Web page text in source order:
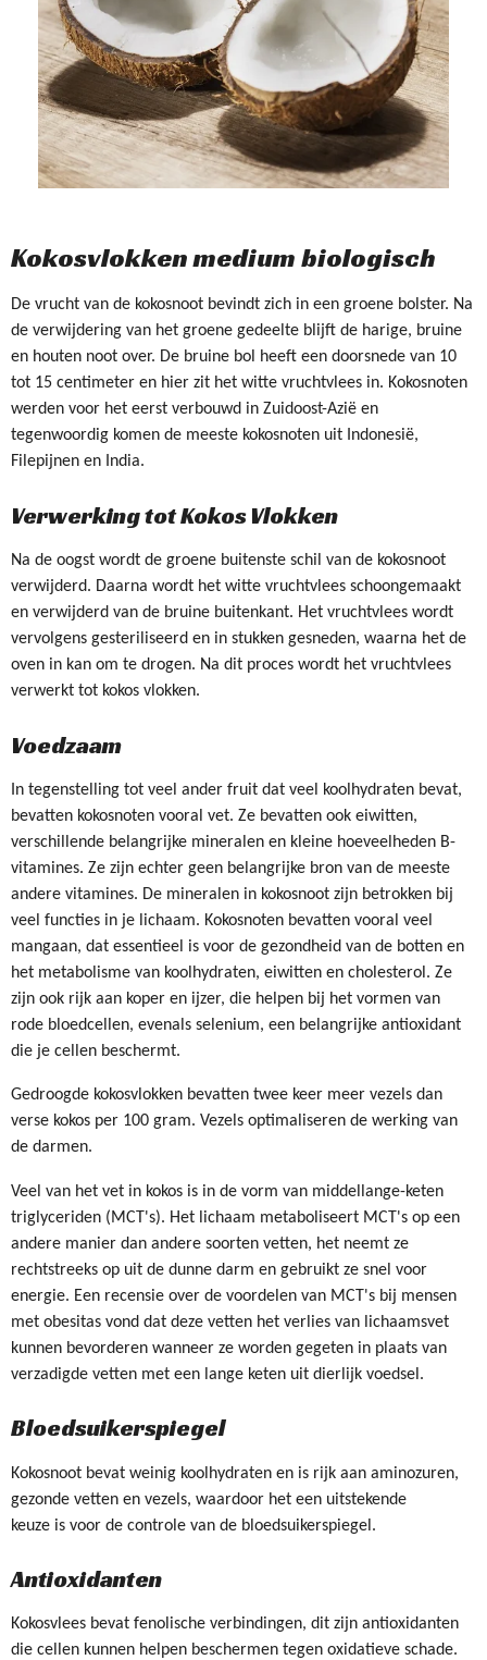
Kokosvlokken medium biologisch
De vrucht van de kokosnoot bevindt zich in een groene bolster. Na
de verwijdering van het groene gedeelte blijft de harige, bruine
en houten noot over. De bruine bol heeft een doorsnede van 10
tot 15 centimeter en hier zit het witte vruchtvlees in. Kokosnoten
werden voor het eerst verbouwd in Zuidoost-Azië en
tegenwoordig komen de meeste kokosnoten uit Indonesië,
Filepijnen en India.
Verwerking tot Kokos Vlokken
Na de oogst wordt de groene buitenste schil van de kokosnoot
verwijderd. Daarna wordt het witte vruchtvlees schoongemaakt
en verwijderd van de bruine buitenkant. Het vruchtvlees wordt
vervolgens gesteriliseerd en in stukken gesneden, waarna het de
oven in kan om te drogen. Na dit proces wordt het vruchtvlees
verwerkt tot kokos vlokken.
Voedzaam
In tegenstelling tot veel ander fruit dat veel koolhydraten bevat,
bevatten kokosnoten vooral vet. Ze bevatten ook eiwitten,
verschillende belangrijke mineralen en kleine hoeveelheden B-
vitamines. Ze zijn echter geen belangrijke bron van de meeste
andere vitamines. De mineralen in kokosnoot zijn betrokken bij
veel functies in je lichaam. Kokosnoten bevatten vooral veel
mangaan, dat essentieel is voor de gezondheid van de botten en
het metabolisme van koolhydraten, eiwitten en cholesterol. Ze
zijn ook rijk aan koper en ijzer, die helpen bij het vormen van
rode bloedcellen, evenals selenium, een belangrijke antioxidant
die je cellen beschermt.
Gedroogde kokosvlokken bevatten twee keer meer vezels dan
verse kokos per 100 gram. Vezels optimaliseren de werking van
de darmen.
Veel van het vet in kokos is in de vorm van middellange-keten
triglyceriden (MCT's). Het lichaam metaboliseert MCT's op een
andere manier dan andere soorten vetten, het neemt ze
rechtstreeks op uit de dunne darm en gebruikt ze snel voor
energie. Een recensie over de voordelen van MCT's bij mensen
met obesitas vond dat deze vetten het verlies van lichaamsvet
kunnen bevorderen wanneer ze worden gegeten in plaats van
verzadigde vetten met een lange keten uit dierlijk voedsel.
Bloedsuikerspiegel
Kokosnoot bevat weinig koolhydraten en is rijk aan aminozuren,
gezonde vetten en vezels, waardoor het een uitstekende
keuze is voor de controle van de bloedsuikerspiegel.
Antioxidanten
Kokosvlees bevat fenolische verbindingen, dit zijn antioxidanten
die cellen kunnen helpen beschermen tegen oxidatieve schade.